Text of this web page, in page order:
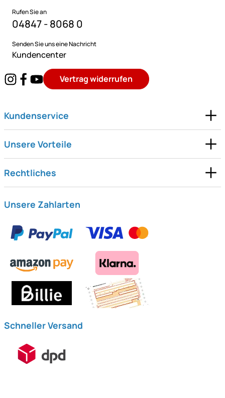
Rufen Sie an
04847 - 8068 0
Senden Sie uns eine Nachricht
Kundencenter
Vertrag widerrufen
Kundenservice
Unsere Vorteile
Rechtliches
Unsere Zahlarten
Schneller Versand